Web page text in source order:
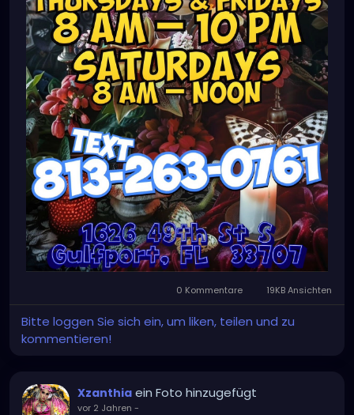
0 Kommentare 19KB Ansichten
Bitte loggen Sie sich ein, um liken, teilen und zu
kommentieren!
Xzanthia ein Foto hinzugefügt
vor 2 Jahren -